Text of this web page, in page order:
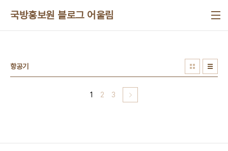
국방홍보원 블로그 어울림
항공기
1 2 3